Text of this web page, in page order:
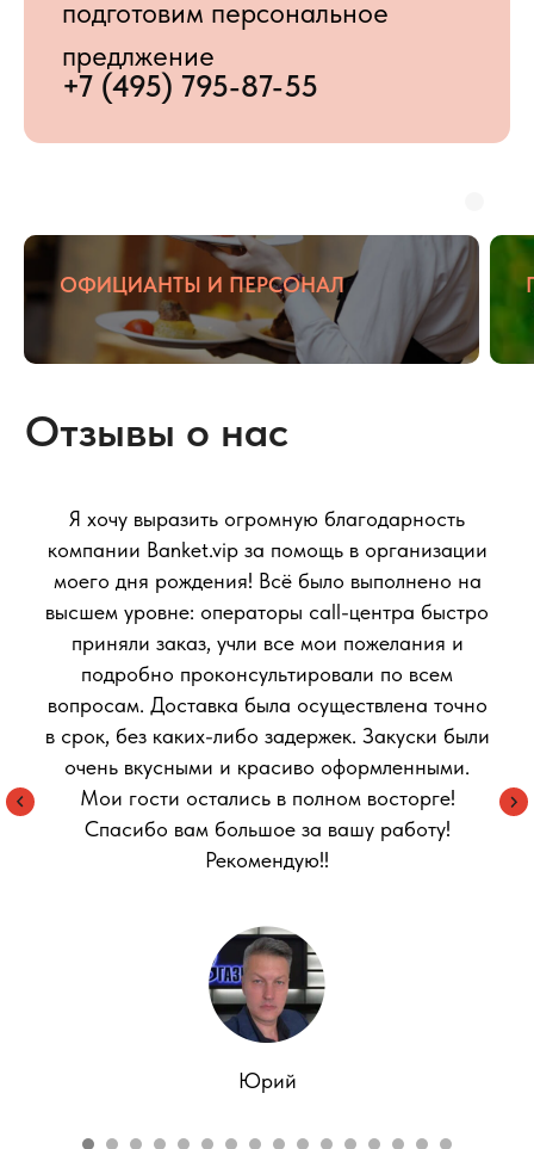
ОФИЦИАНТЫ И ПЕРСОНАЛ
Я хочу выразить огромную благодарность
компании Banket.vip за помощь в организации
моего дня рождения! Всё было выполнено на
высшем уровне: операторы call-центра быстро
приняли заказ, учли все мои пожелания и
подробно проконсультировали по всем
вопросам. Доставка была осуществлена точно
в срок, без каких-либо задержек. Закуски были
очень вкусными и красиво оформленными.
Мои гости остались в полном восторге!
Спасибо вам большое за вашу работу!
Рекомендую!!
Юрий
/ безналичный
рассчет